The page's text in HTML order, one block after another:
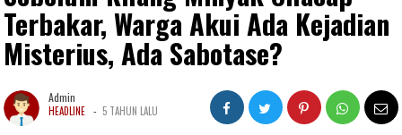
Terbakar, Warga Akui Ada Kejadian
Misterius, Ada Sabotase?
Admin
HEADLINE - 5 TAHUN LALU